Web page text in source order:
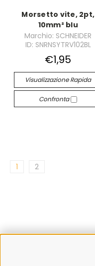
Morsetto vite, 2pt,
10mm² blu
Marchio: SCHNEIDER
ID: SNRNSYTRV102BL
€1,95
Visualizzazione Rapida
Confronta
1 2